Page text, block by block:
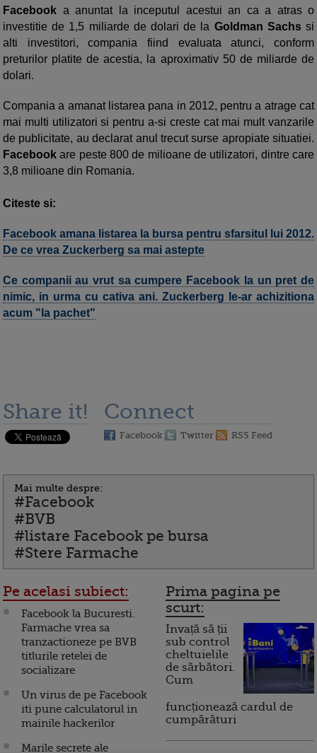
Facebook a anuntat la inceputul acestui an ca a atras o
investitie de 1,5 miliarde de dolari de la Goldman Sachssi
alti investitori, compania fiind evaluata atunci, conform
preturilor platite de acestia, la aproximativ 50 de miliarde de
dolari.
Compania a amanat listarea pana in 2012, pentru a atrage cat
mai multi utilizatori si pentru a-si creste cat mai mult vanzarile
de publicitate, au declarat anul trecut surse apropiate situatiei.
Facebook are peste 800 de milioane de utilizatori, dintre care
3,8 milioane din Romania.
Citeste si:
Facebook amana listarea la bursa pentru sfarsitul lui 2012.
De ce vrea Zuckerberg sa mai astepte
Ce companii au vrut sa cumpere Facebook la un pret de
nimic, in urma cu cativa ani. Zuckerberg le-ar achizitiona
acum "la pachet"
Share it! Connect
Facebook Twitter RSS Feed
Mai multe despre:
#Facebook
#BVB
#listare Facebook pe bursa
#Stere Farmache
Pe acelasi subiect:
Facebook la Bucuresti.
Farmache vrea sa
tranzactioneze pe BVB
titlurile retelei de
socializare
Un virus de pe Facebook
iti pune calculatorul in
mainile hackerilor
Marile secrete ale
Prima pagina pe
scurt:
Invață să ții
sub control
cheltuielile
de sărbători.
Cum
funcționează cardul de
cumpărături